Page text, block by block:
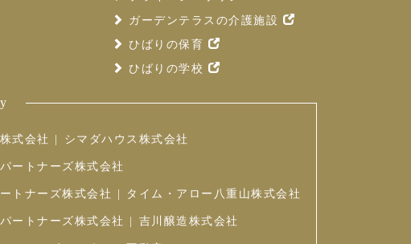
ガーデンテラスの介護施設
ひばりの保育
ひばりの学校
式会社 シマダハウス株式会社
ートナーズ株式会社
トナーズ株式会社 タイム・アロー八重山株式会社
ートナーズ株式会社 吉川醸造株式会社